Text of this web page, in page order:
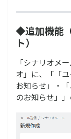
◆追加機能
ト）
「シナリオメ
オ」に、「「
お知らせ」・
のお知らせ」